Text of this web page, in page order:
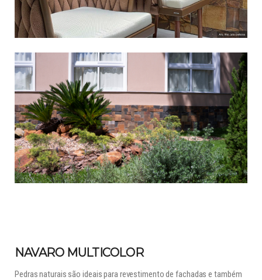
NAVARO MULTICOLOR
Pedras naturais são ideais para revestimento de fachadas e também